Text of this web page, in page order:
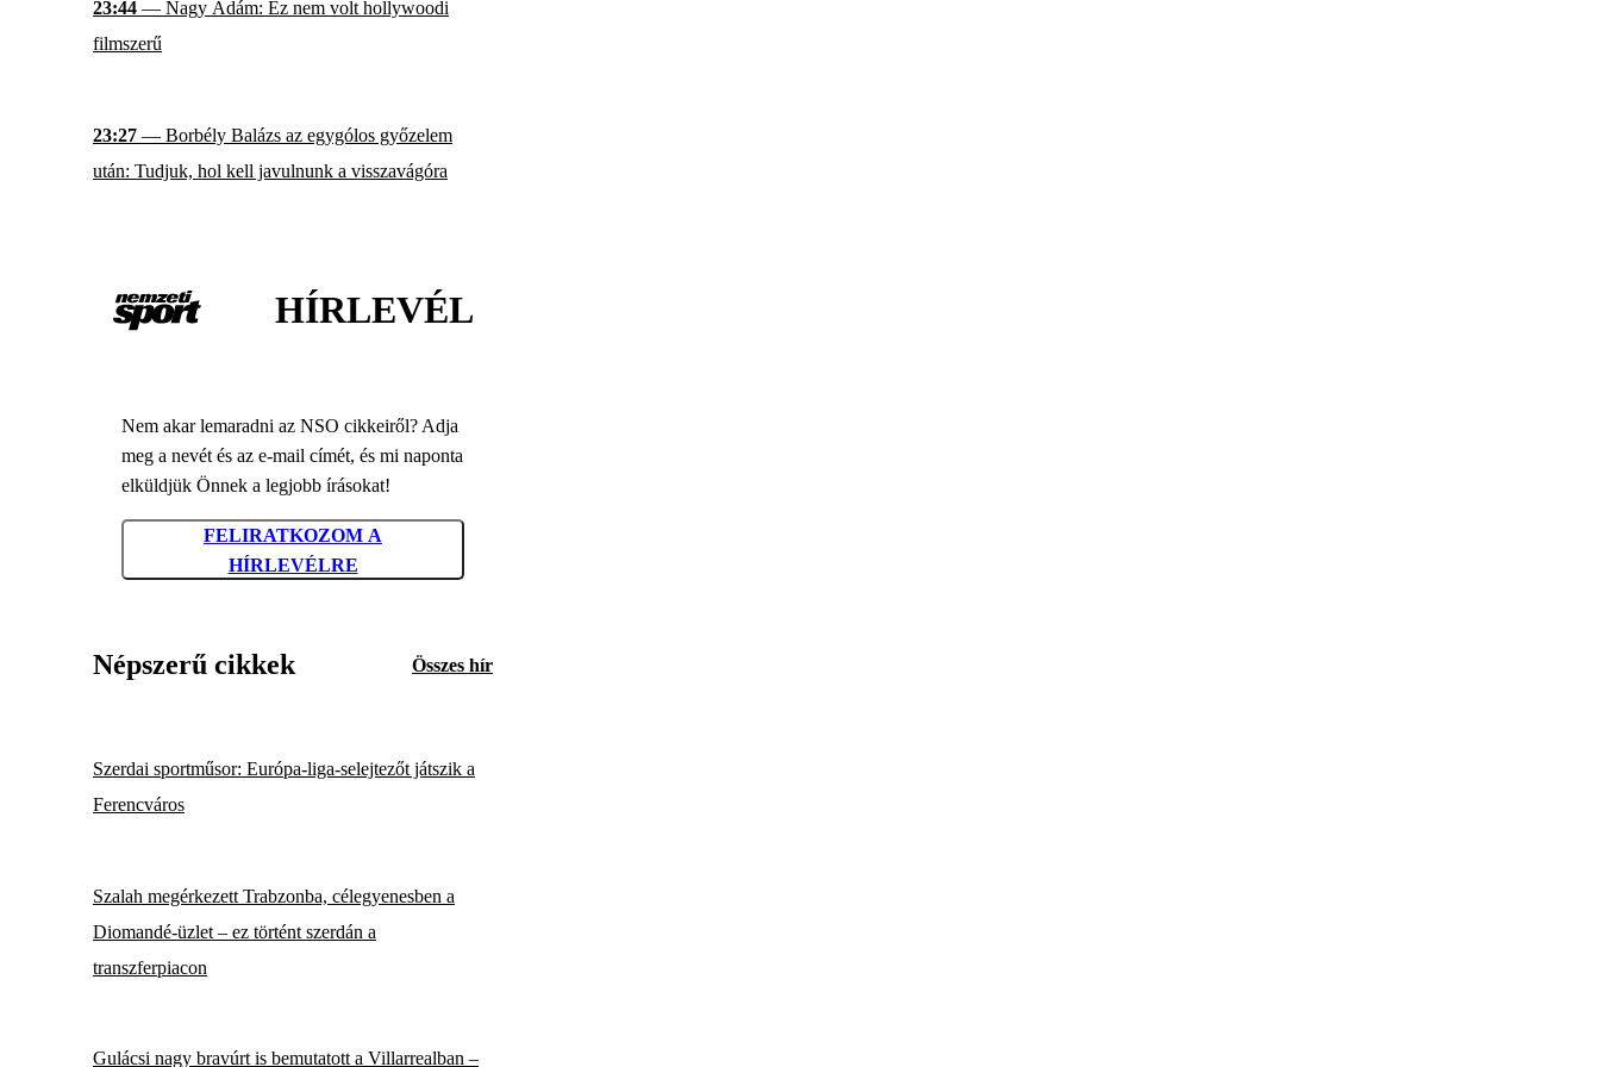
23:44 — Nagy Ádám: Ez nem volt hollywoodi
filmszerű
23:27 — Borbély Balázs az egygólos győzelem
után: Tudjuk, hol kell javulnunk a visszavágóra
HÍRLEVÉL
Nem akar lemaradni az NSO cikkeiről? Adja
meg a nevét és az e-mail címét, és mi naponta
elküldjük Önnek a legjobb írásokat!
FELIRATKOZOM A
HÍRLEVÉLRE
Népszerű cikkek Összes hír
Szerdai sportműsor: Európa-liga-selejtezőt játszik a
Ferencváros
Szalah megérkezett Trabzonba, célegyenesben a
Diomandé-üzlet – ez történt szerdán a
transzferpiacon
Gulácsi nagy bravúrt is bemutatott a Villarrealban –